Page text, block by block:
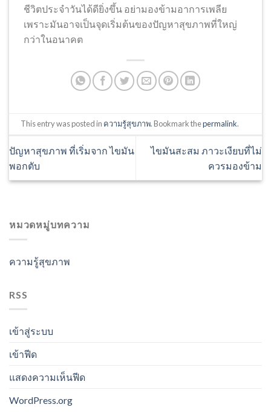
ชีวิตประจำวันได้ดียิ่งขึ้น อย่ามองข้ามอาการเพลีย
เพราะมันอาจเป็นจุดเริ่มต้นของปัญหาสุขภาพที่ใหญ่
กว่าในอนาคต
This entry was posted in ความรู้สุขภาพ. Bookmark thepermalink.
ปัญหาสุขภาพ ที่เริ่มจาก ไขมัน
พอกตับ
ไขมันสะสม ภาวะเงียบที่ไม่
ควรมองข้าม
หมวดหมู่บทความ
ความรู้สุขภาพ
RSS
เข้าสู่ระบบ
เข้าฟีด
แสดงความเห็นฟีด
WordPress.org